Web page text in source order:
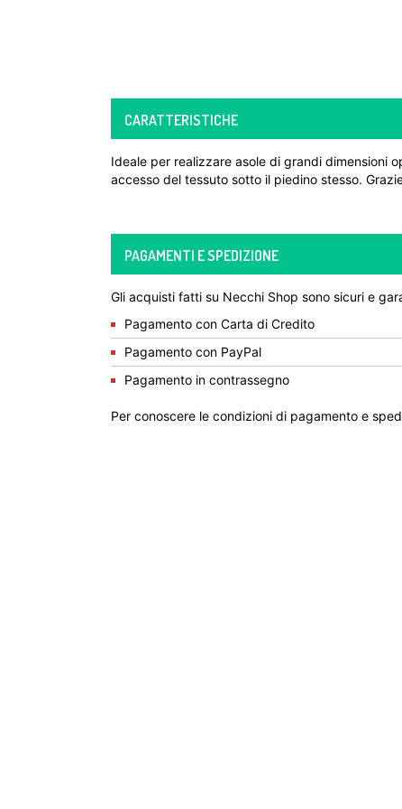
CARATTERISTICHE
Ideale per realizzare asole di grandi dimensioni
accesso del tessuto sotto il piedino stesso.
PAGAMENTI E SPEDIZIONE
Gli acquisti fatti su Necchi Shop sono sicuri e
Pagamento con Carta di Credito
Pagamento con PayPal
Pagamento in contrassegno
Per conoscere le condizioni di pagamento e